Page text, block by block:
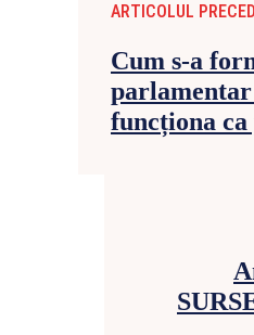
ARTICOLUL
Cum s-a
parlamentar
funcționa